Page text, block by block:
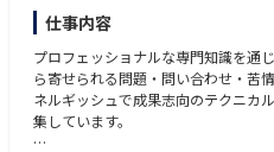
仕事内容
プロフェッショナルな専門知識を通
ら寄せられる問題・問い合わせ・苦
ネルギッシュで成果志向のテクニカ
集しています。